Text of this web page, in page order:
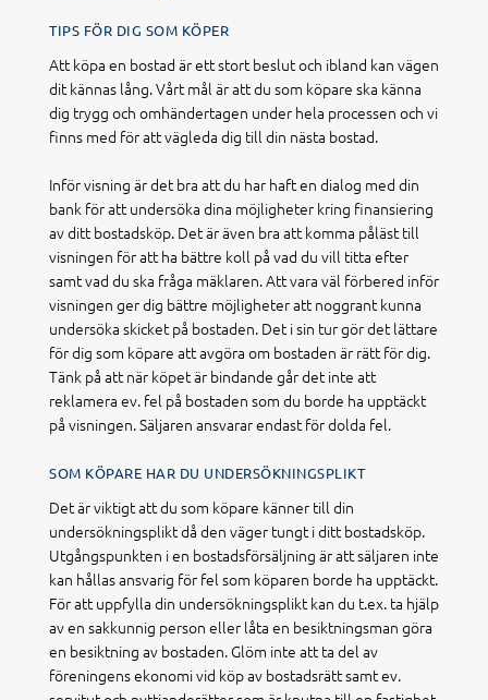
TIPS FÖR DIG SOM KÖPER
Att köpa en bostad är ett stort beslut och ibland kan vägen
dit kännas lång. Vårt mål är att du som köpare ska känna
dig trygg och omhändertagen under hela processen och vi
finns med för att vägleda dig till din nästa bostad.
Inför visning är det bra att du har haft en dialog med din
bank för att undersöka dina möjligheter kring finansiering
av ditt bostadsköp. Det är även bra att komma påläst till
visningen för att ha bättre koll på vad du vill titta efter
samt vad du ska fråga mäklaren. Att vara väl förbered inför
visningen ger dig bättre möjligheter att noggrant kunna
undersöka skicket på bostaden. Det i sin tur gör det lättare
för dig som köpare att avgöra om bostaden är rätt för dig.
Tänk på att när köpet är bindande går det inte att
reklamera ev. fel på bostaden som du borde ha upptäckt
på visningen. Säljaren ansvarar endast för dolda fel.
SOM KÖPARE HAR DU UNDERSÖKNINGSPLIKT
Det är viktigt att du som köpare känner till din
undersökningsplikt då den väger tungt i ditt bostadsköp.
Utgångspunkten i en bostadsförsäljning är att säljaren inte
kan hållas ansvarig för fel som köparen borde ha upptäckt.
För att uppfylla din undersökningsplikt kan du t.ex. ta hjälp
av en sakkunnig person eller låta en besiktningsman göra
en besiktning av bostaden. Glöm inte att ta del av
föreningens ekonomi vid köp av bostadsrätt samt ev.